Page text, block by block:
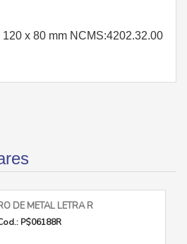
x 80 mm NCMS:4202.32.00
DE METAL LETRA R
P$06188R